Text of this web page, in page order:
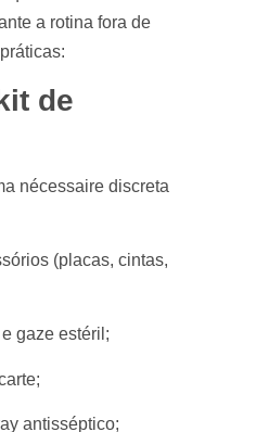
a rotina fora de
de
nécessaire discreta
(placas, cintas,
gaze estéril;
antisséptico;